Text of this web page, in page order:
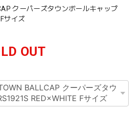
クーパーズタウンボールキャップ
サイズ
OUT